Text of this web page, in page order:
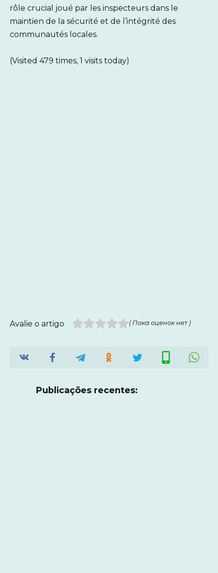
rôle crucial joué par les inspecteurs dans le
maintien de la sécurité et de l’intégrité des
communautés locales.
(Visited 479 times, 1 visits today)
Avalie o artigo ( Пока оценок нет )
Publicações recentes: